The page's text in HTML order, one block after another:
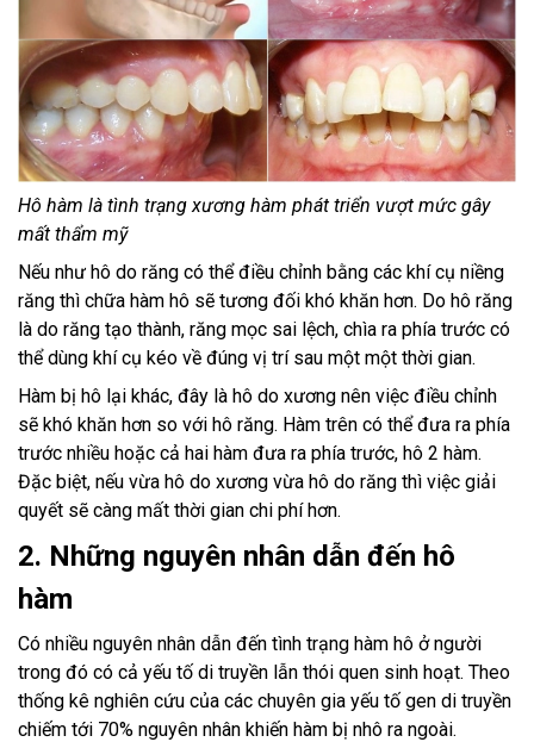
Hô hàm là tình trạng xương hàm phát triển vượt mức gây
mất thẩm mỹ
Nếu như hô do răng có thể điều chỉnh bằng các khí cụ niềng
răng thì chữa hàm hô sẽ tương đối khó khăn hơn. Do hô răng
là do răng tạo thành, răng mọc sai lệch, chìa ra phía trước có
thể dùng khí cụ kéo về đúng vị trí sau một một thời gian.
Hàm bị hô lại khác, đây là hô do xương nên việc điều chỉnh
sẽ khó khăn hơn so với hô răng. Hàm trên có thể đưa ra phía
trước nhiều hoặc cả hai hàm đưa ra phía trước, hô 2 hàm.
Đặc biệt, nếu vừa hô do xương vừa hô do răng thì việc giải
quyết sẽ càng mất thời gian chi phí hơn.
2. Những nguyên nhân dẫn đến hô
hàm
Có nhiều nguyên nhân dẫn đến tình trạng hàm hô ở người
trong đó có cả yếu tố di truyền lẫn thói quen sinh hoạt. Theo
thống kê nghiên cứu của các chuyên gia yếu tố gen di truyền
chiếm tới 70% nguyên nhân khiến hàm bị nhô ra ngoài.